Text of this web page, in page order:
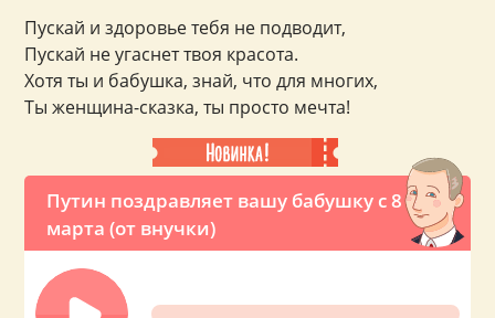
Путин поздравляет вашу бабушку с 8
марта (от внучки)
Пускай и здоровье тебя не подводит,
Пускай не угаснет твоя красота.
Хотя ты и бабушка, знай, что для многих,
Ты женщина-сказка, ты просто мечта!